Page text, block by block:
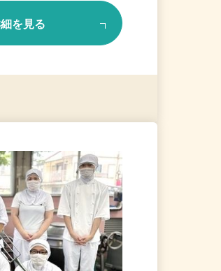
詳細を見る